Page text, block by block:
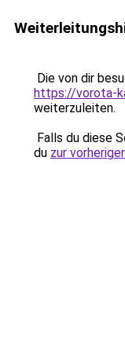
Die von dir
https://vorota-
weiterzuleiten.
Falls du diese
du zur